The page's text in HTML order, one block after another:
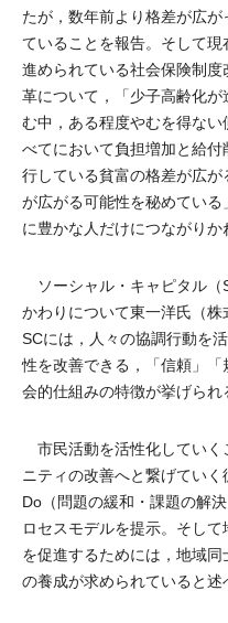
たが，数年前より格差が広が
ていることを報告。そして現
進められている社会保険制度
革について，「少子高齢化が
む中，ある程度やむを得な
べてにおいて負担増加と給
行している貧富の格差が広
が広がる可能性を秘めてい
に豊かな人だけにつながりか
ソーシャル・キャピタル（
かわりについて東一洋氏（株
SCには，人々の協調行動を
性を改善できる，「信頼」
会的仕組みの特徴が挙げられ
市民活動を活性化していく
ニティの改善へと繋げていく
Do（問題の緩和・課題の解
ロセスモデルを提示。そし
を促進するためには，地域
の養成が求められていると述